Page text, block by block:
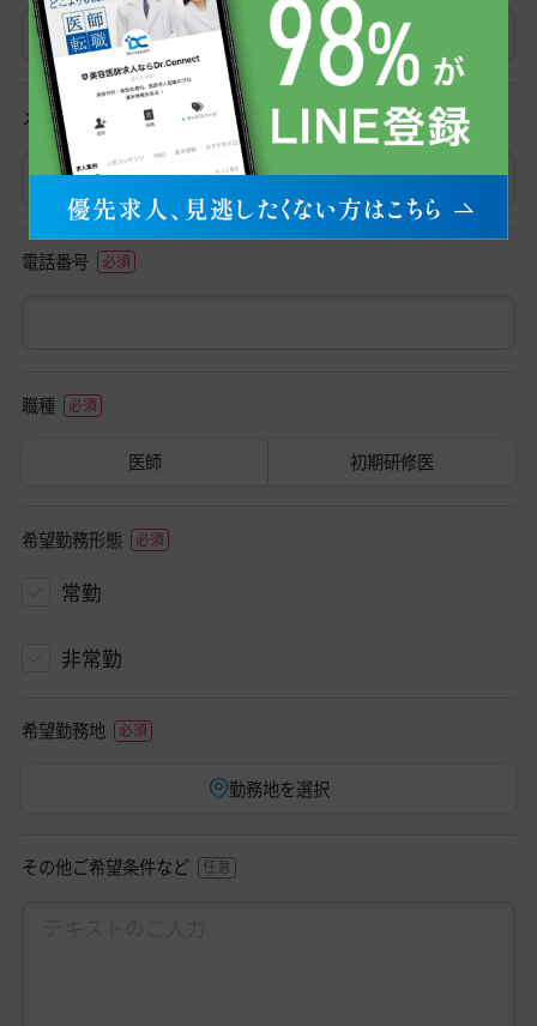
メールアドレス
電話番号
職種
医師 初期研修医
希望勤務形態
常勤
非常勤
希望勤務地
勤務地を選択
その他ご希望条件など